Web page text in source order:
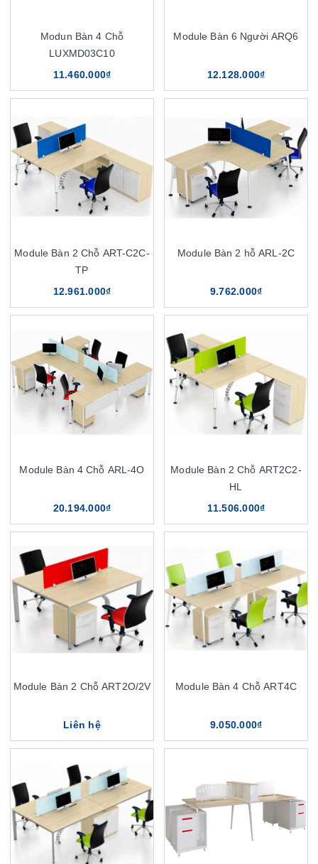
Modun Bàn 4 Chỗ
LUXMD03C10
11.460.000₫
Module Bàn 6 Người ARQ6
12.128.000₫
Module Bàn 2 Chỗ ART-C2C-
TP
12.961.000₫
Module Bàn 2 hỗ ARL-2C
9.762.000₫
Module Bàn 4 Chỗ ARL-4O
20.194.000₫
Module Bàn 2 Chỗ ART2C2-
HL
11.506.000₫
Module Bàn 2 Chỗ ART2O/2V
Liên hệ
Module Bàn 4 Chỗ ART4C
9.050.000₫